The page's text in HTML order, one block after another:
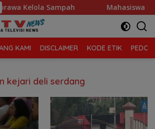
Kelola Sampah Mahasiswa
KAMI DISCLAIMER KODE ETIK
kejari deli serdang